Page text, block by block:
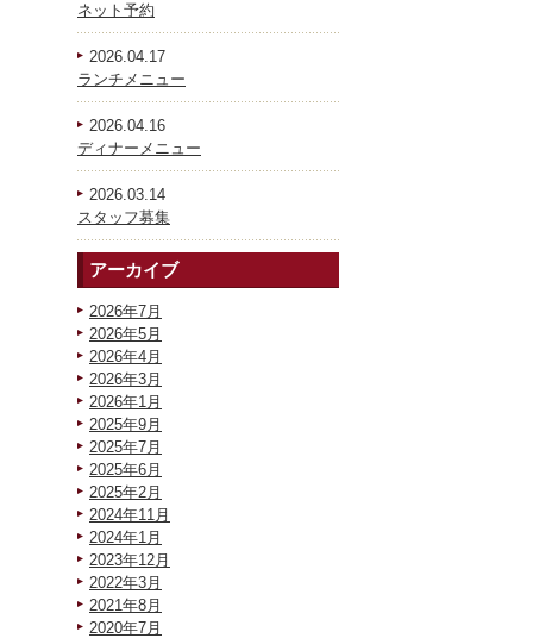
ネット予約
2026.04.17
ランチメニュー
2026.04.16
ディナーメニュー
2026.03.14
スタッフ募集
アーカイブ
2026年7月
2026年5月
2026年4月
2026年3月
2026年1月
2025年9月
2025年7月
2025年6月
2025年2月
2024年11月
2024年1月
2023年12月
2022年3月
2021年8月
2020年7月